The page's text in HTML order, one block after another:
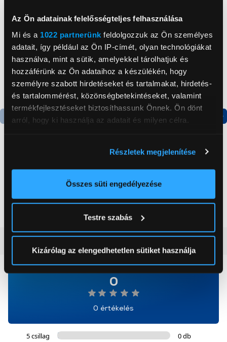
Az Ön adatainak felelősségteljes felhasználása
Mi és a 1022 partnerünk feldolgozzuk az Ön személyes
adatait, így például az Ön IP-címét, olyan technológiákat
használva, mint a sütik, amelyekkel tárolhatjuk és
hozzáférünk az Ön adataihoz a készülékén, hogy
személyre szabott hirdetéseket és tartalmakat, hirdetés-
és tartalommérést, közönségbetekintéseket, valamint
termékfejlesztéseket biztosíthassunk Önnek. Ön dönt
arról, hogy ki használja az adatait és milyen célra.
elhelyezkedéséről pár méteres pontossággal
Az Ön készülékén beazonosítása annak konkrét
módjairól és adja meg preferenciáit aRészletek
pontban. Bármikor módosíthatja vagy visszavonhatja a
Sütinyilatkozathoz való hozzájárulását.
okat használ, melyeket az Ön gépén tárol a rendszer. A
cookie-k személyazonosítására nem alkalmasak,
szolgáltatásaink biztosításához szükségesek. Az oldal
További információk:ÁSZFésAdatvédelem
Részletek megjelenítése
Összes süti engedélyezése
Testre szabás
Kizárólag az elengedhetetlen sütiket használja
274 990 Ft 199 999 Ft
0
0 értékelés
5 csillag
0 db